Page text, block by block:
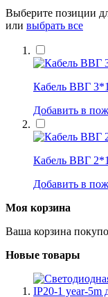
Выберите позиции
или выбрать все
Кабель ВВГ
Добавить в
Кабель ВВГ
Добавить в
Моя корзина
Ваша корзина
Новые товары